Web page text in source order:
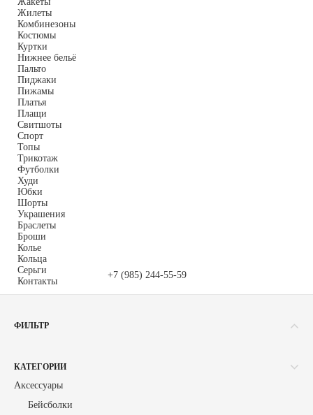
+7 (985) 244-55-59
Жилеты
Комбинезоны
Костюмы
Куртки
Нижнее бельё
Пальто
Пиджаки
Пижамы
Платья
Плащи
Свитшоты
Спорт
Топы
Трикотаж
Футболки
Худи
Юбки
Шорты
Украшения
Браслеты
Броши
Колье
Кольца
Серьги
Контакты
ФИЛЬТР
ДЛЯ КОГО
РАЗМЕРЫ
КАТЕГОРИИ
Аксессуары
Бейсболки